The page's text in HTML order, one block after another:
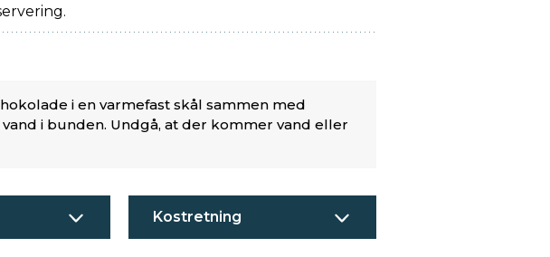
i en varmefast skål sammen med
i bunden. Undgå, at der kommer vand eller
Kostretning